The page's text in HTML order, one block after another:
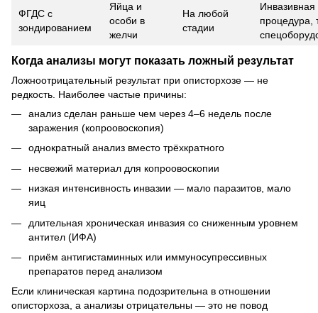
ФГДС с
зондированием
Яйца и
особи в
желчи
На любой
стадии
Инвазивная
процедура,
Когда анализы могут показать ложный результат
Ложноотрицательный результат при описторхозе — не
редкость. Наиболее частые причины:
анализ сделан раньше чем через 4–6 недель после
заражения (копроовоскопия)
однократный анализ вместо трёхкратного
несвежий материал для копроовоскопии
низкая интенсивность инвазии — мало паразитов, мало
яиц
длительная хроническая инвазия со сниженным уровнем
антител (ИФА)
приём антигистаминных или иммуносупрессивных
препаратов перед анализом
Если клиническая картина подозрительна в отношении
описторхоза, а анализы отрицательны — это не повод